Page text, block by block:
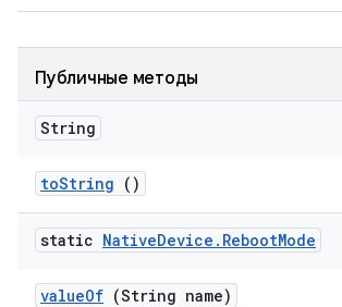
Публичные методы
String
toString ()
static NativeDevice . RebootMode
valueOf (String name)